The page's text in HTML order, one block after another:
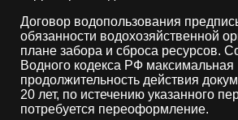
Договор водопользования
обязанности водохозяйственной
плане забора и сброса ресурсов.
Водного кодекса РФ максимальная
продолжительность действия
20 лет, по истечению указанного
потребуется переоформление.